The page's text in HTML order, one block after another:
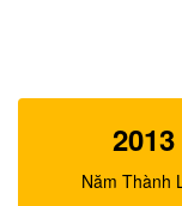
2013
Năm Thành